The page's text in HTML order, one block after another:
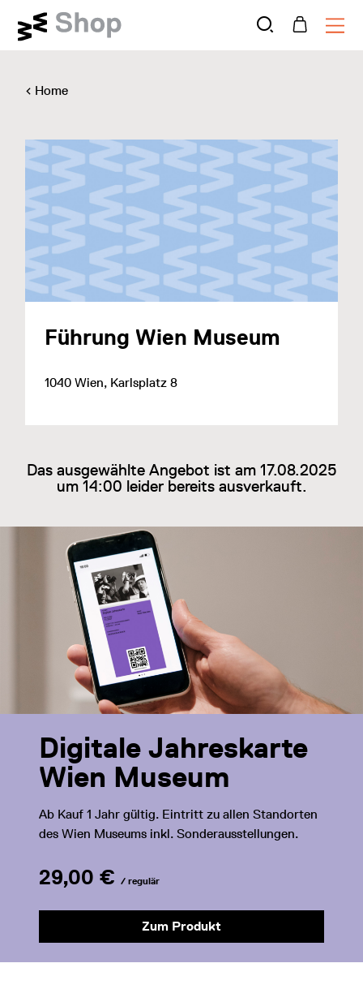
Home
Führung Wien Museum
1040 Wien, Karlsplatz 8
Das ausgewählte Angebot ist am 17.08.2025
um 14:00 leider bereits ausverkauft.
Digitale Jahreskarte
Wien Museum
Ab Kauf 1 Jahr gültig. Eintritt zu allen Standorten
des Wien Museums inkl. Sonderausstellungen.
29,00 € / regulär
Zum Produkt